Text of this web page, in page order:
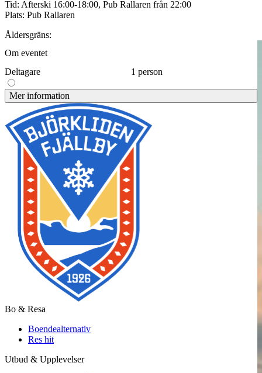
Tid: Afterski 16:00-18:00, Pub Rallaren från 22:00
Plats: Pub Rallaren
Åldersgräns:
Om eventet
Deltagare
1 person
Mer information
Kom och njut av två kvällar med fantastisk musik när trubadur
Johan Sandström spelar den 6 och 7 mars. Det blir en härlig
stämning som du inte vill missa!
Bo & Resa
Boendealternativ
Res hit
Utbud & Upplevelser